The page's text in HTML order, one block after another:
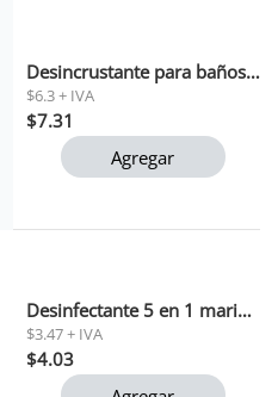
Desincrustante para baños repuesto fuller 500ml
$6.3 + IVA
$7.31
Agregar
Desinfectante 5 en 1 marina mr musculo 500ml 1x12
$3.47 + IVA
$4.03